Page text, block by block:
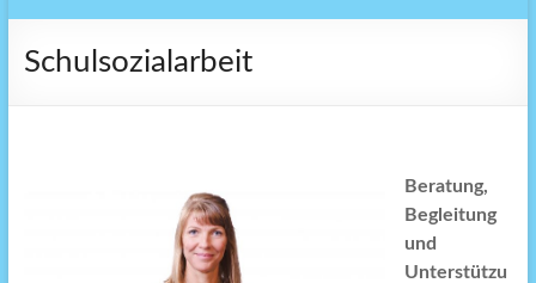
Schulsozialarbeit
Beratung,
Begleitung
und
Unterstützu